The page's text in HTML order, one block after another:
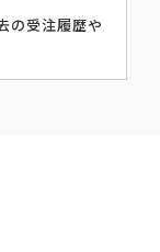
の受注履歴や